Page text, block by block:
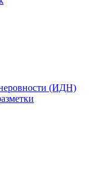
(ИДН)